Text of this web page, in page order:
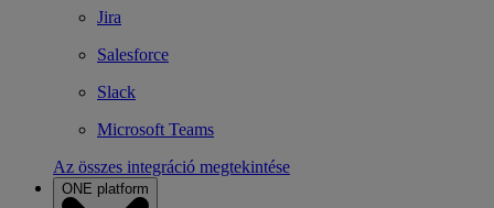
Jira
Salesforce
Slack
Microsoft Teams
Az összes integráció megtekintése
ONE platform